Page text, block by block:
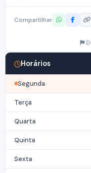
Compartilhar
Horários
Segunda
Terça
Quarta
Quinta
Sexta